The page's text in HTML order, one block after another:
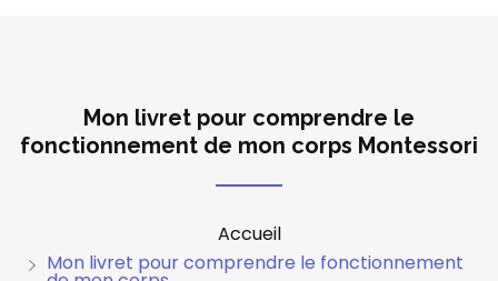
Mon livret pour comprendre le
fonctionnement de mon corps Montessori
Accueil
Mon livret pour comprendre le fonctionnement